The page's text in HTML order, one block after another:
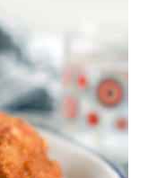
un snack ligero,
natural. Es el